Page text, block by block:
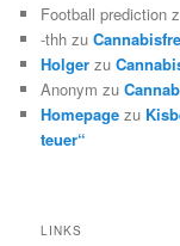
Football prediction
-thh zu
Holger zu
Anonym zu
Homepage zu
teuer“
LINKS